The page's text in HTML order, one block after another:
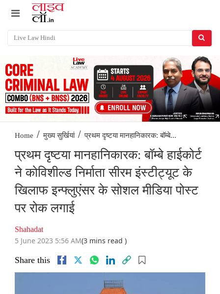
Home / मुख्य सुर्खियां / प्रथम दृष्टया मानहानिकारक: बॉम्बे...
प्रथम दृष्टया मानहानिकारक: बॉम्बे हाईकोर्ट
ने कोविशील्ड निर्माता सीरम इंस्टीट्यूट के
खिलाफ इन्फ्लुएंसर के सोशल मीडिया पोस्ट
पर रोक लगाई
Shahadat
5 June 2023 5:56 AM(3 mins read )
Share this